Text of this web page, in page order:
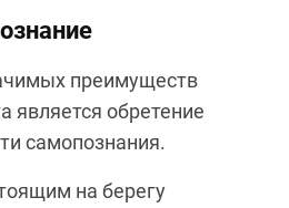
преимуществ
является обретение
самопознания.
на берегу